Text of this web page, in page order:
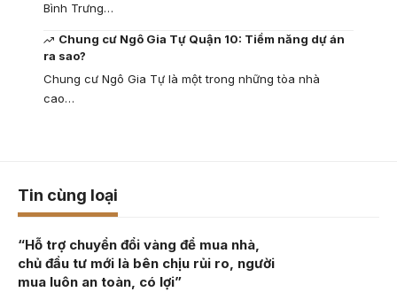
Bình Trưng…
Chung cư Ngô Gia Tự Quận 10: Tiềm năng dự án
ra sao?
Chung cư Ngô Gia Tự là một trong những tòa nhà
cao…
Tin cùng loại
“Hỗ trợ chuyển đổi vàng để mua nhà,
chủ đầu tư mới là bên chịu rủi ro, người
mua luôn an toàn, có lợi”